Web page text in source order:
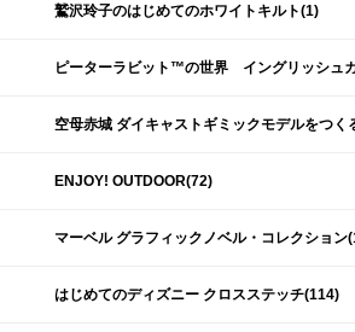
鷲沢玲子のはじめてのホワイトキルト(1)
ピーターラビット™の世界 イングリッシュ
空母赤城 ダイキャストギミックモデルをつく
ENJOY! OUTDOOR(72)
マーベル グラフィックノベル・コレクション
はじめてのディズニー クロスステッチ(114)